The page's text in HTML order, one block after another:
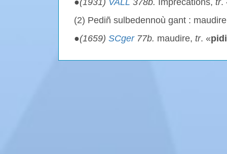
●(1931) VALL 378b. Imprécations, tr.
(2) Pediñ sulbedennoù gant :
●(1659) SCger77b. maudire, tr. «